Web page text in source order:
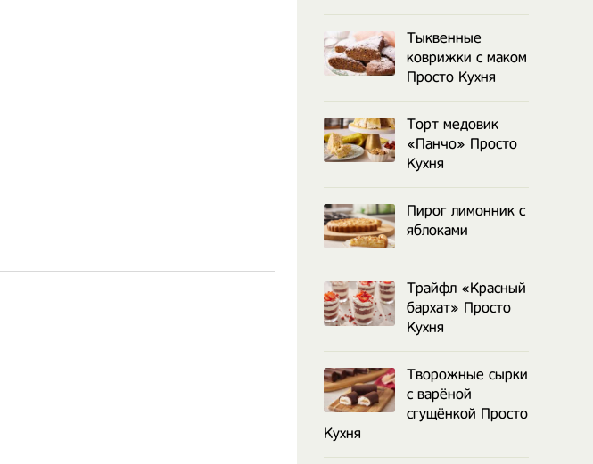
Тыквенные
коврижки с маком
Просто Кухня
Торт медовик
«Панчо» Просто
Кухня
Пирог лимонник с
яблоками
Трайфл «Красный
бархат» Просто
Кухня
Творожные сырки
с варёной
сгущёнкой Просто
Кухня